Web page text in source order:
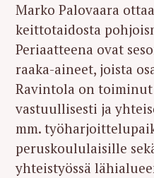
Marko Palovaara
keittotaidosta
Periaatteena ovat
raaka-aineet, joista
Ravintola on
vastuullisesti ja
mm.
peruskoululaisille
yhteistyössä